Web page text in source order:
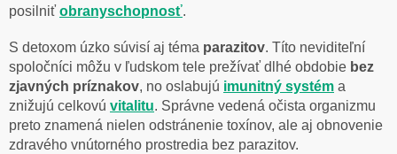
posilniť obranyschopnosť.
S detoxom úzko súvisí aj téma parazitov. Títo neviditeľní
spoločníci môžu v ľudskom tele prežívať dlhé obdobie bez
zjavných príznakov, no oslabujú imunitný systém a
znižujú celkovú vitalitu. Správne vedená očista organizmu
preto znamená nielen odstránenie toxínov, ale aj obnovenie
zdravého vnútorného prostredia bez parazitov.